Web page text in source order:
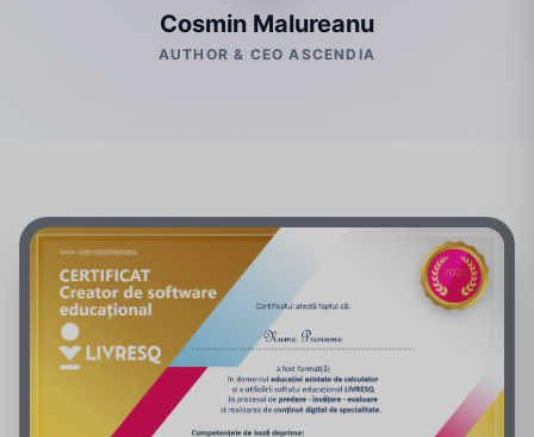
Cosmin Malureanu
AUTHOR & CEO ASCENDIA